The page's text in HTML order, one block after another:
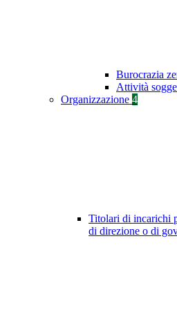
Burocrazia
Attività
Organizzazione 4
Titolari di incarichi
di direzione o di